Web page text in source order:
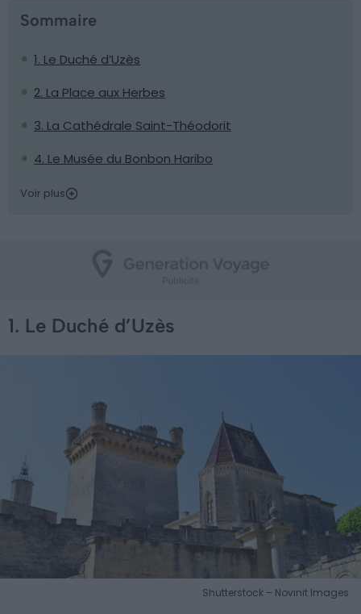
Sommaire
1. Le Duché d’Uzès
2. La Place aux Herbes
3. La Cathédrale Saint-Théodorit
4. Le Musée du Bonbon Haribo
Voir plus
1. Le Duché d’Uzès
Shutterstock – Novinit Images